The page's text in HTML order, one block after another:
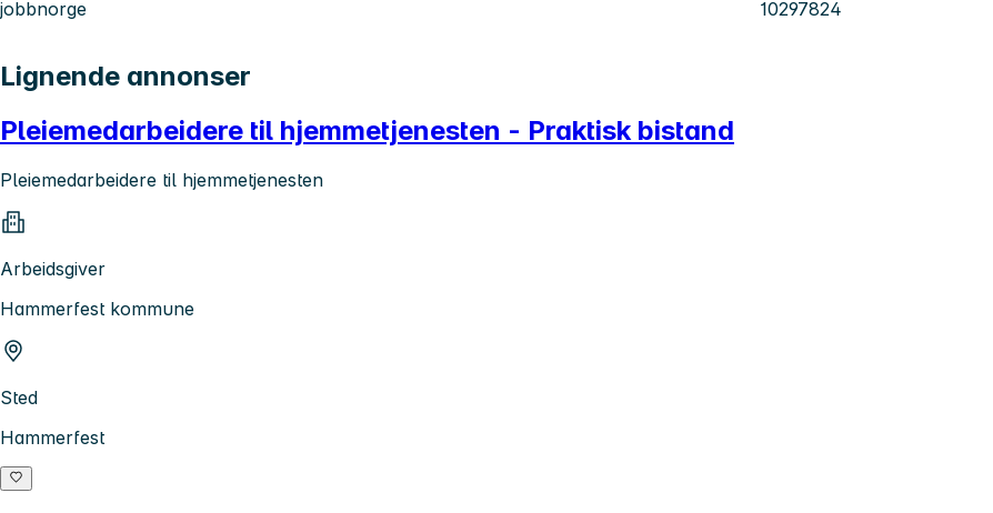
jobbnorge
10297824
Lignende annonser
Pleiemedarbeidere til hjemmetjenesten - Praktisk bistand
Pleiemedarbeidere til hjemmetjenesten
Arbeidsgiver
Hammerfest kommune
Sted
Hammerfest